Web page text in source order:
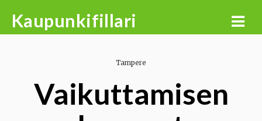
Kaupunkifillari
Tampere
Vaikuttamisen